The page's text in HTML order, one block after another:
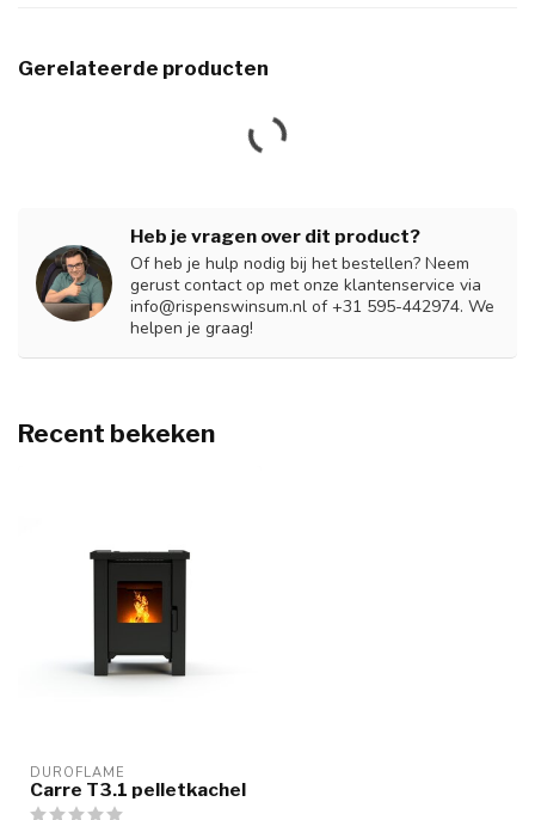
Gerelateerde producten
Heb je vragen over dit product?
Of heb je hulp nodig bij het bestellen? Neem
gerust contact op met onze klantenservice via
info@rispenswinsum.nl of +31 595-442974. We
helpen je graag!
Recent bekeken
DUROFLAME
Carre T3.1 pelletkachel